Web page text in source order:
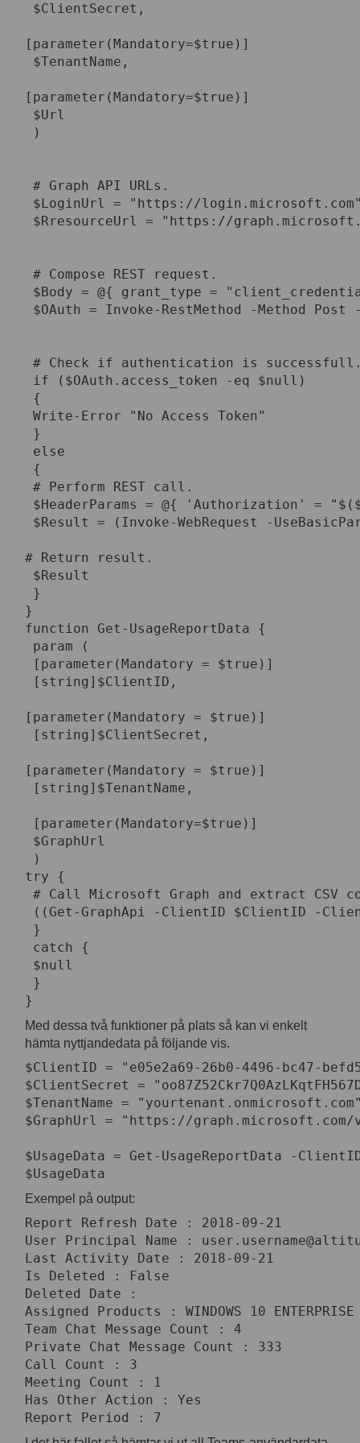
$ClientSecret,
[parameter(Mandatory=$true)]
$TenantName,
[parameter(Mandatory=$true)]
$Url
)
# Graph API URLs.
$LoginUrl = "https://
$RresourceUrl = "https://
# Compose REST request.
$Body = @{ grant_type =
$OAuth = Invoke-RestMethod -Method
# Check if authentication is
if ($OAuth.access_token -eq $null)
{
Write-Error "No Access Token"
}
else
{
# Perform REST call.
$HeaderParams = @{ 'Authorization' =
$Result = (Invoke-WebRequest -
# Return result.
$Result
}
}
function Get-UsageReportData {
param (
[parameter(Mandatory = $true)]
[string]$ClientID,
[parameter(Mandatory = $true)]
[string]$ClientSecret,
[parameter(Mandatory = $true)]
[string]$TenantName,
[parameter(Mandatory=$true)]
$GraphUrl
)
try {
# Call Microsoft Graph and extract CSV
((Get-GraphApi -ClientID $ClientID -
}
catch {
$null
}
}
Med dessa två funktioner på plats så kan vi enkelt
hämta nyttjandedata på följande vis.
$ClientID = "e05e2a69-26b0-4496-bc47-
$ClientSecret =
$TenantName =
$GraphUrl = "https://
$UsageData = Get-UsageReportData -
$UsageData
Exempel på output:
Report Refresh Date : 2018-09-21
User Principal Name :
Last Activity Date : 2018-09-21
Is Deleted : False
Deleted Date :
Assigned Products : WINDOWS 10 ENTERPRISE
Team Chat Message Count : 4
Private Chat Message Count : 333
Call Count : 3
Meeting Count : 1
Has Other Action : Yes
Report Period : 7